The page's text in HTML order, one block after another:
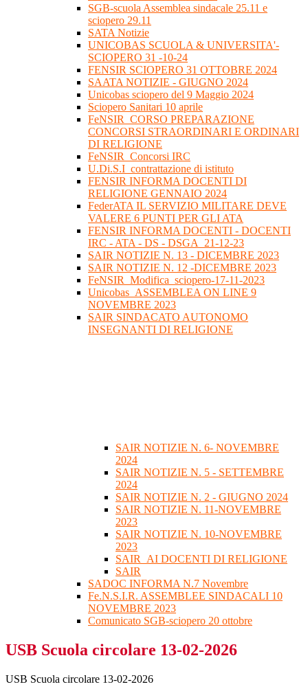
SGB-scuola Assemblea sindacale 25.11 e
sciopero 29.11
SATA Notizie
UNICOBAS SCUOLA & UNIVERSITA'-
SCIOPERO 31 -10-24
FENSIR SCIOPERO 31 OTTOBRE 2024
SAATA NOTIZIE - GIUGNO 2024
Unicobas sciopero del 9 Maggio 2024
Sciopero Sanitari 10 aprile
FeNSIR_CORSO PREPARAZIONE
CONCORSI STRAORDINARI E ORDINARI
DI RELIGIONE
FeNSIR_Concorsi IRC
U.Di.S.I_contrattazione di istituto
FENSIR INFORMA DOCENTI DI
RELIGIONE GENNAIO 2024
FederATA IL SERVIZIO MILITARE DEVE
VALERE 6 PUNTI PER GLI ATA
FENSIR INFORMA DOCENTI - DOCENTI
IRC - ATA - DS - DSGA_21-12-23
SAIR NOTIZIE N. 13 - DICEMBRE 2023
SAIR NOTIZIE N. 12 -DICEMBRE 2023
FeNSIR_Modifica_sciopero-17-11-2023
Unicobas_ASSEMBLEA ON LINE 9
NOVEMBRE 2023
SAIR SINDACATO AUTONOMO
INSEGNANTI DI RELIGIONE
SAIR NOTIZIE N. 6- NOVEMBRE
2024
SAIR NOTIZIE N. 5 - SETTEMBRE
2024
SAIR NOTIZIE N. 2 - GIUGNO 2024
SAIR NOTIZIE N. 11-NOVEMBRE
2023
SAIR NOTIZIE N. 10-NOVEMBRE
2023
SAIR_AI DOCENTI DI RELIGIONE
SAIR
SADOC INFORMA N.7 Novembre
Fe.N.S.I.R. ASSEMBLEE SINDACALI 10
NOVEMBRE 2023
Comunicato SGB-sciopero 20 ottobre
USB Scuola circolare 13-02-2026
USB Scuola circolare 13-02-2026